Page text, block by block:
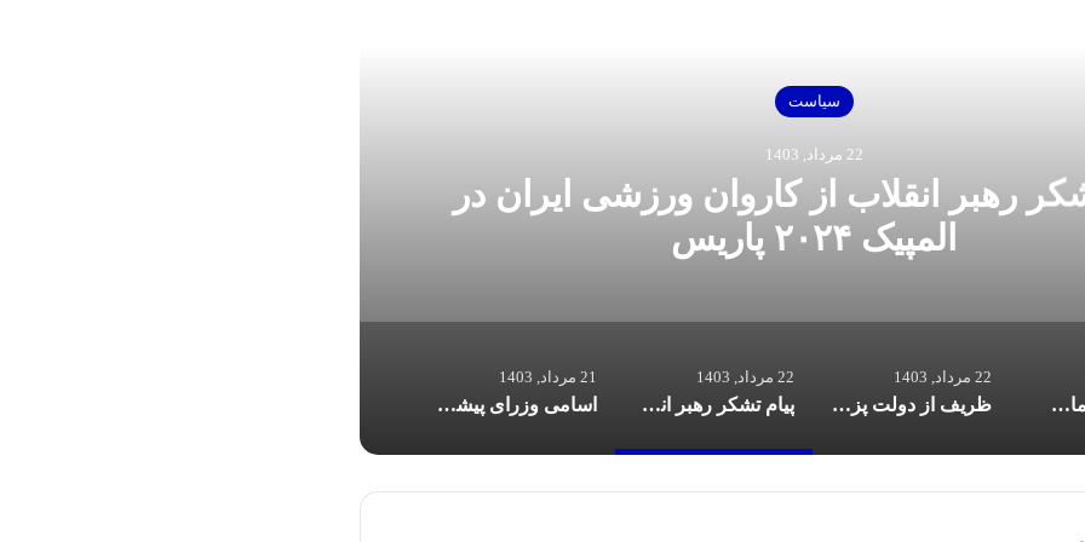
سیاست
22 مرداد, 1403
رهبر انقلاب از کاروان ورزشی ایران در
المپیک ۲۰۲۴ پاریس
پزشکیان در تماس با نخست‌ وزیر انگلیس: حمایت کشور‌های غربی از رژیم صهیونیستی امنیت منطقه و جهان را به خطر انداخته است
22 مرداد, 1403
ظریف از دولت پزشکیان خداحافظی کرد
22 مرداد, 1403
پیام تشکر رهبر انقلاب از کاروان ورزشی ایران در المپیک ۲۰۲۴ پاریس
21 مرداد, 1403
اسامی وزرای پیشنهادی پزشکیان به مجلس